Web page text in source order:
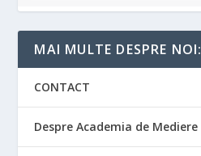
MAI MULTE DESPRE NOI:
CONTACT
Despre Academia de Mediere